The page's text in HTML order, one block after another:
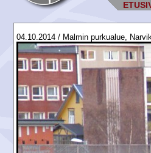
04.10.2014 / Malmin purkualue,